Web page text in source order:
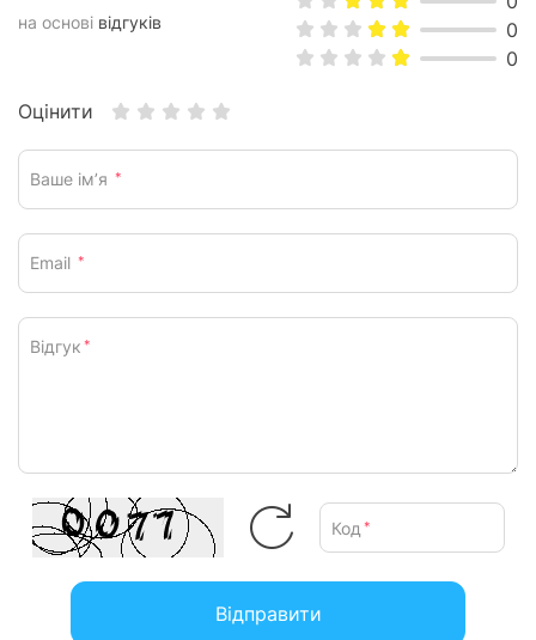
на основі відгуків
0
0
Оцінити
Ваше ім’я *
Email *
Відгук *
Код *
Відправити